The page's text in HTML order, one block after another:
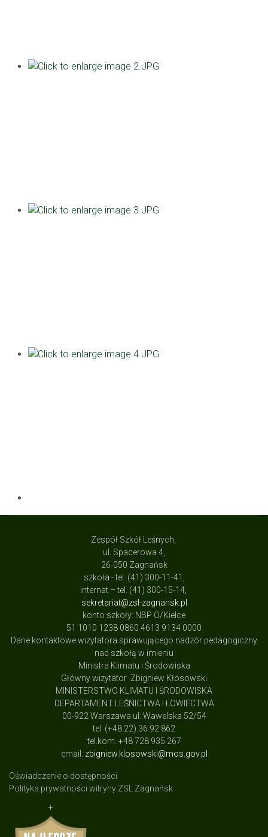
Zespół Szkół Leśnych,
ul. Spacerowa 4,
26-050 Zagnańsk
szkoła - tel. (41) 300-11-41,
internat – tel. (41) 300-15-14,
sekretariat@zsl-zagnansk.pl
konto szkoły: NBP O/Kielce
51 1010 1238 0860 4613 9134 0000
Dane kontaktowe wizytatora sprawującego nadzór pedagogiczny
nad szkołą w imieniu
Ministra Klimatu i Środowiska
Główny wizytator Zbigniew Kłosowski
MINISTERSTWO KLIMATU I ŚRODOWISKA
DEPARTAMENT LEŚNICTWA I ŁOWIECTWA
00-922 Warszawa ul: Wawelska 52/54
tel. (+48 22) 36 92 862
tel.kom. +48 728 935 267
email: zbigniew.klosowski@mos.gov.pl
Oświadczenie o dostępności
Polityka prywatności witryny ZSL Zagnańsk
+